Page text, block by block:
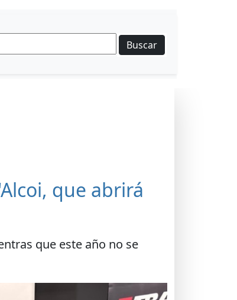
Buscar
que abrirá
que este año no se